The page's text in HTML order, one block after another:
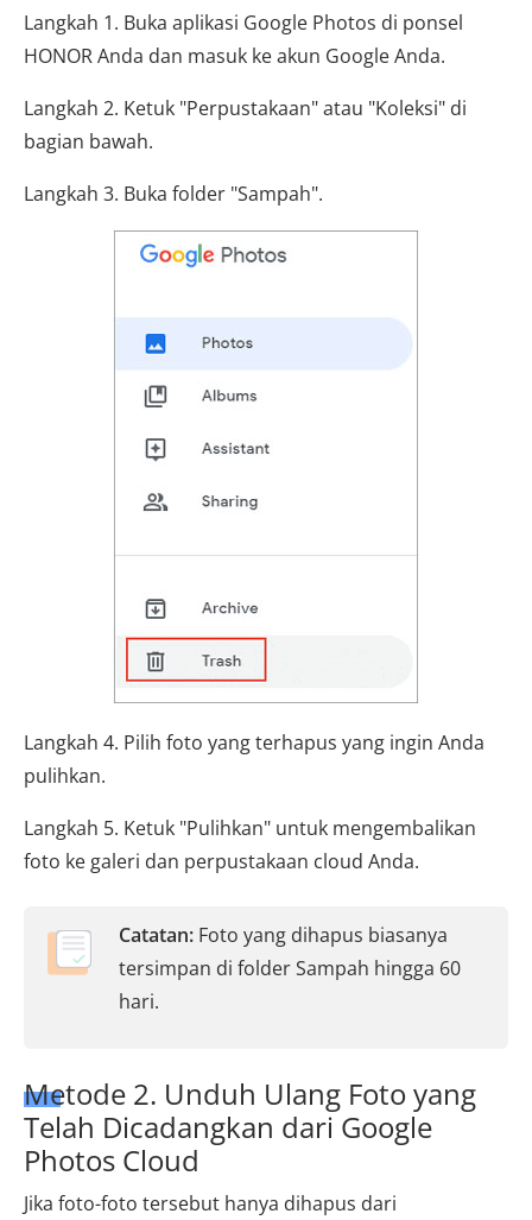
Langkah 1. Buka aplikasi Google Photos di ponsel
HONOR Anda dan masuk ke akun Google Anda.
Langkah 2. Ketuk "Perpustakaan" atau "Koleksi" di
bagian bawah.
Langkah 3. Buka folder "Sampah".
Langkah 4. Pilih foto yang terhapus yang ingin Anda
pulihkan.
Langkah 5. Ketuk "Pulihkan" untuk mengembalikan
foto ke galeri dan perpustakaan cloud Anda.
Catatan: Foto yang dihapus biasanya
tersimpan di folder Sampah hingga 60
hari.
Metode 2. Unduh Ulang Foto yang
Telah Dicadangkan dari Google
Photos Cloud
Jika foto-foto tersebut hanya dihapus dari